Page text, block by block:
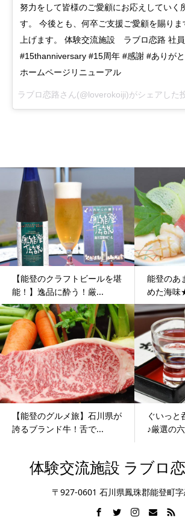
努力をして皆様のご愛顧にお応えしていく
す。 今後とも、何卒ご支援ご愛顧を賜りま
上げます。 体験交流施設 ラブロ恋路 社
#15thanniversary #15周年 #感謝 #ありが
ホームページリニューアル
ラブロ恋路さん(@loverokoiji)がシェアした
【能登のクラフトビールを堪
能！】逸品に酔う！厳...
能登のあ
めた海味
【能登のグルメ旅】石川県が
誇るブランド牛！舌で...
ぐいっと
♪厳選の
体験交流施設 ラブロ
〒927-0601 石川県鳳珠郡能登町